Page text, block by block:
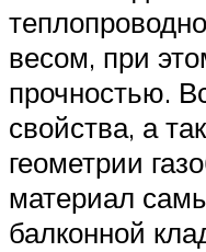
весом, при
прочностью.
свойства, а
геометрии
материал
балконной